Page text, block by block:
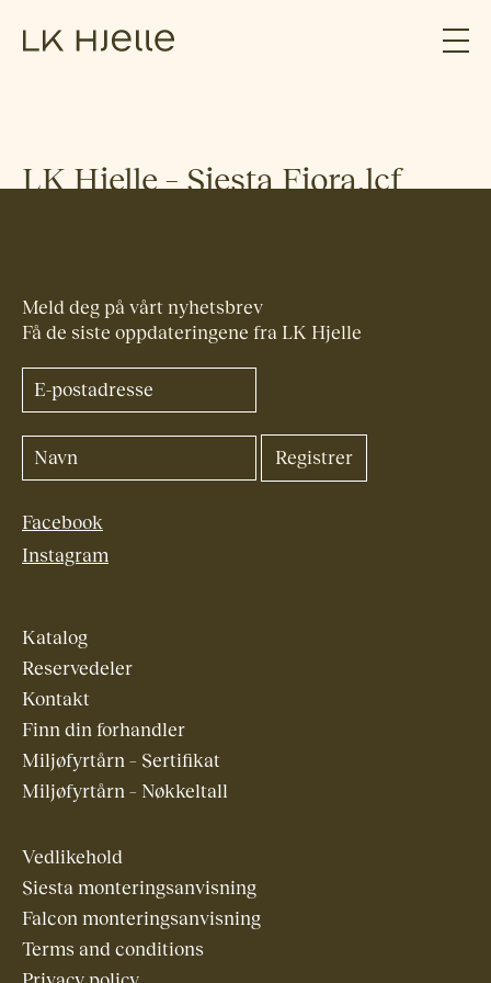
LK Hjelle – Siesta Fiora.lcf
Meld deg på vårt nyhetsbrev
Få de siste oppdateringene fra LK Hjelle
Facebook
Instagram
Katalog
Reservedeler
Kontakt
Finn din forhandler
Miljøfyrtårn – Sertifikat
Miljøfyrtårn – Nøkkeltall
Vedlikehold
Siesta monteringsanvisning
Falcon monteringsanvisning
Terms and conditions